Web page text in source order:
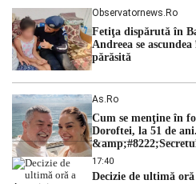
Observatornews.ro
Fetiţa dispărută în
Andreea se
părăsită
As.ro
Cum se menţine în
Doroftei, la 51 de ani.
dezvăluit
17:40
Decizie de ultimă